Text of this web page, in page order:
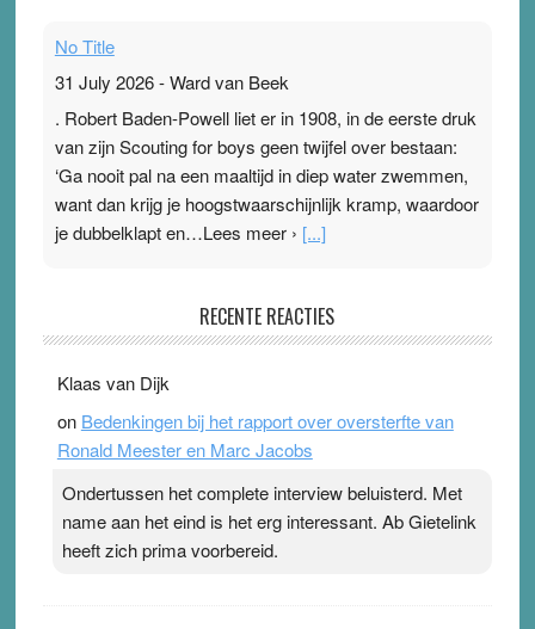
No Title
31 July 2026-Ward van Beek
. Robert Baden-Powell liet er in 1908, in de eerste druk
van zijn Scouting for boys geen twijfel over bestaan:
‘Ga nooit pal na een maaltijd in diep water zwemmen,
want dan krijg je hoogstwaarschijnlijk kramp, waardoor
je dubbelklapt en…Lees meer › [...]
Ward van Beek
topsporters. Ze hopen ermee hun hartslag te verlagen
terwijl ze meer zuurstof opnemen. Daarop heeft zo’n
pleister geen effect. Maar het gevoel ‘makkelijker te
Pleisterplakkers in de topspsort ›[...]
RECENTE REACTIES
Klaas van Dijk
on Bedenkingen bij het rapport over oversterfte van
Ronald Meester en Marc Jacobs
Ondertussen het complete interview beluisterd. Met
name aan het eind is het erg interessant. Ab Gietelink
heeft zich prima voorbereid.